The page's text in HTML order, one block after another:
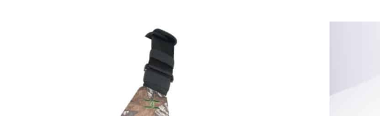
(KIIKARILLE),
XTRA CAMO